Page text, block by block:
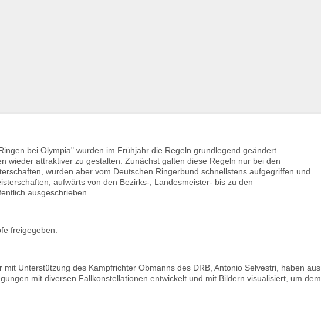
bei Olympia" wurden im Frühjahr die Regeln grundlegend geändert.
wieder attraktiver zu gestalten. Zunächst galten diese Regeln nur bei den
wurden aber vom Deutschen Ringerbund schnellstens aufgegriffen und
aufwärts von den Bezirks-, Landesmeister- bis zu den
ausgeschrieben.
freigegeben.
Unterstützung des Kampfrichter Obmanns des DRB, Antonio Selvestri, haben aus
mit diversen Fallkonstellationen entwickelt und mit Bildern visualisiert, um dem